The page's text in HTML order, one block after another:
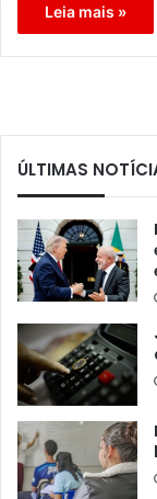
Leia mais »
ÚLTIMAS